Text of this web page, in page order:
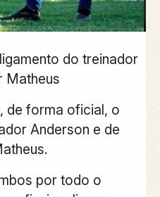
do treinador
Matheus
de forma oficial, o
Anderson e de
por todo o